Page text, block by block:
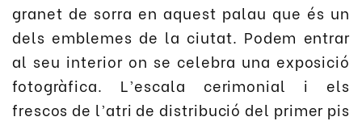
granet de sorra en aquest palau que és un
dels emblemes de la ciutat. Podem entrar
al seu interior on se celebra una exposició
fotogràfica. L’escala cerimonial i els
frescos de l’atri de distribució del primer pis